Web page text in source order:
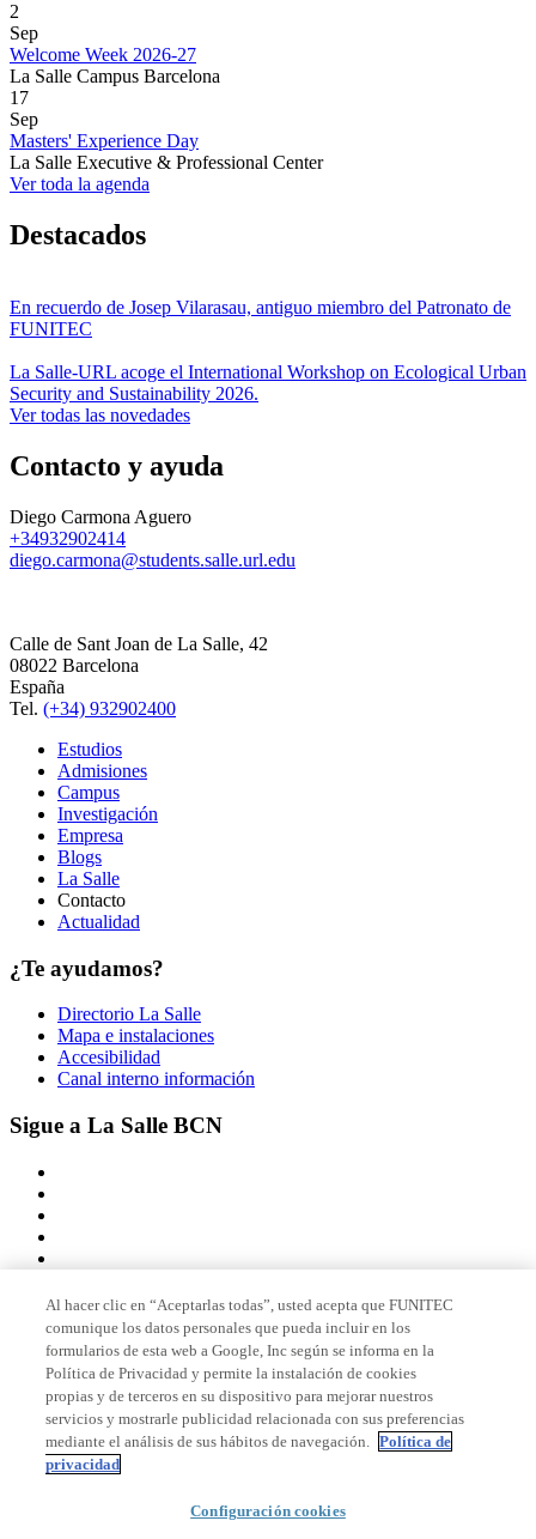
2
Sep
Welcome Week 2026-27
La Salle Campus Barcelona
17
Sep
Masters' Experience Day
La Salle Executive & Professional Center
Ver toda la agenda
Destacados
En recuerdo de Josep Vilarasau, antiguo miembro del Patronato de
FUNITEC
La Salle-URL acoge el International Workshop on Ecological Urban
Security and Sustainability 2026.
Ver todas las novedades
Contacto y ayuda
Diego Carmona Aguero
+34932902414
diego.carmona@students.salle.url.edu
Calle de Sant Joan de La Salle, 42
08022 Barcelona
España
Tel. (+34) 932902400
Estudios
Admisiones
Campus
Investigación
Empresa
Blogs
La Salle
Contacto
Actualidad
¿Te ayudamos?
Directorio La Salle
Mapa e instalaciones
Accesibilidad
Canal interno información
Sigue a La Salle BCN
Miembro de
Acreditaciones
© 2026 La Salle Campus Barcelona - URL |
Al hacer clic en “Aceptarlas todas”, usted acepta que FUNITEC
comunique los datos personales que pueda incluir en los
formularios de esta web a Google, Inc según se informa en la
Política de Privacidad y permite la instalación de cookies
propias y de terceros en su dispositivo para mejorar nuestros
servicios y mostrarle publicidad relacionada con sus preferencias
mediante el análisis de sus hábitos de navegación. Política de
privacidad
Configuración cookies